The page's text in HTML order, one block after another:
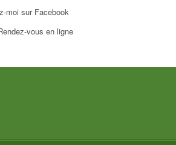
moi sur Facebook
vous en ligne